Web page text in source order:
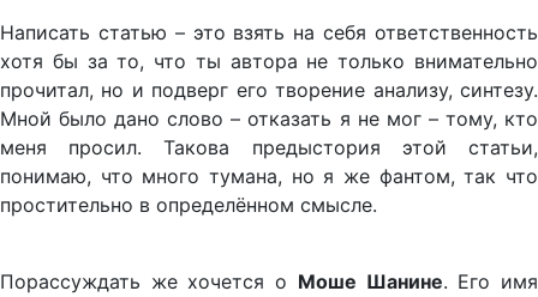
Написать статью – это взять на себя ответственность
хотя бы за то, что ты автора не только внимательно
прочитал, но и подверг его творение анализу, синтезу.
Мной было дано слово – отказать я не мог – тому, кто
меня просил. Такова предыстория этой статьи,
понимаю, что много тумана, но я же фантом, так что
простительно в определённом смысле.
Порассуждать же хочется о Моше Шанине. Его имя